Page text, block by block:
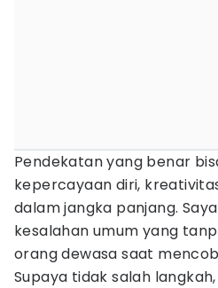
Pendekatan yang benar
kepercayaan diri,
dalam jangka panjang.
kesalahan umum yang
orang dewasa saat
Supaya tidak salah